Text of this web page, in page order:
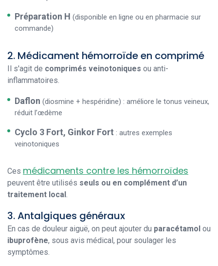
Préparation H (disponible en ligne ou en pharmacie sur
commande)
2. Médicament hémorroïde en comprimé
Il s'agit de comprimés veinotoniques ou anti-
inflammatoires.
Daflon (diosmine + hespéridine) : améliore le tonus veineux,
réduit l’œdème
Cyclo 3 Fort, Ginkor Fort : autres exemples
veinotoniques
Ces médicaments contre les hémorroïdes
peuvent être utilisés seuls ou en complément d’un
traitement local.
3. Antalgiques généraux
En cas de douleur aiguë, on peut ajouter du paracétamol ou
ibuprofène, sous avis médical, pour soulager les
symptômes.